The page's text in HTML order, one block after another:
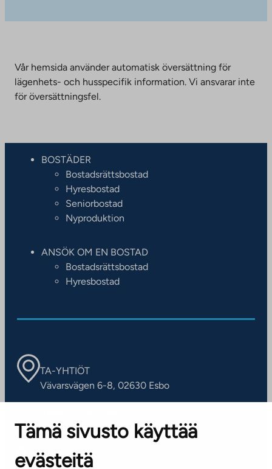
Tämä sivusto käyttää
evästeitä
Vår hemsida använder automatisk översättning för
lägenhets- och husspecifik information. Vi ansvarar inte
för översättningsfel.
BOSTÄDER
Bostadsrättsbostad
Hyresbostad
Seniorbostad
Nyproduktion
ANSÖK OM EN BOSTAD
Bostadsrättsbostad
Hyresbostad
TA-YHTIÖT
Vävarsvägen 6-8, 02630 Esbo
Kontaktinformation
KUNDSERVICE